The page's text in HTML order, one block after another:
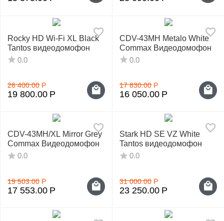
Rocky HD Wi-Fi XL Black
Tantos видеодомофон
0.0
26 400.00 Р
19 800.00 Р
CDV-43MH Metalo White
Commax Видеодомофон
0.0
17 830.00 Р
16 050.00 Р
CDV-43MH/XL Mirror Grey
Commax Видеодомофон
0.0
19 503.00 Р
17 553.00 Р
Stark HD SE VZ White
Tantos видеодомофон
0.0
31 000.00 Р
23 250.00 Р